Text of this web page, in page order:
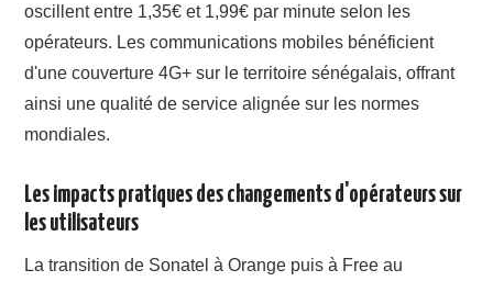
oscillent entre 1,35€ et 1,99€ par minute selon les
opérateurs. Les communications mobiles bénéficient
d'une couverture 4G+ sur le territoire sénégalais, offrant
ainsi une qualité de service alignée sur les normes
mondiales.
Les impacts pratiques des changements d'opérateurs sur
les utilisateurs
La transition de Sonatel à Orange puis à Free au